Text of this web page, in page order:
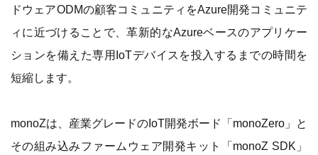
ドウェアODMの顧客コミュニティをAzure開発コミュニテ
ィに近づけることで、革新的なAzureベースのアプリケー
ションを備えた専用IoTデバイスを投入するまでの時間を
短縮します。
monoZは、産業グレードのIoT開発ボード「monoZero」と
その組み込みファームウェア開発キット「monoZ SDK」